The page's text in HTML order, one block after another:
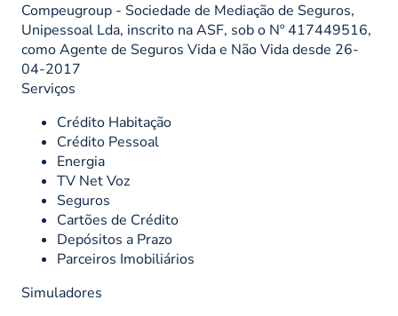
Compeugroup - Sociedade de Mediação de Seguros,
Unipessoal Lda, inscrito na ASF, sob o Nº 417449516,
como Agente de Seguros Vida e Não Vida desde 26-
04-2017
Serviços
Crédito Habitação
Crédito Pessoal
Energia
TV Net Voz
Seguros
Cartões de Crédito
Depósitos a Prazo
Parceiros Imobiliários
Simuladores